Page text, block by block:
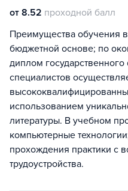
от 8.52 проходной балл
Преимущества обучения
бюджетной основе; по
диплом
специалистов
использованием
литературы. В учебном
компьютерные
прохождения практики с
трудоустройства.